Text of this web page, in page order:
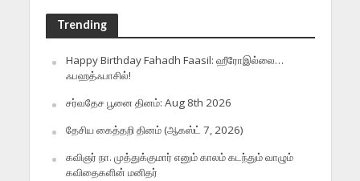
Trending
Happy Birthday Fahadh Faasil: ஹீரோஇல்லை…
ஃபஹத்ஃபாசில்!
சர்வதேச பூனை தினம்: Aug 8th 2026
தேசிய கைத்தறி தினம் (ஆகஸ்ட் 7, 2026)
கவிஞர் நா. முத்துக்குமார் எனும் காலம் கடந்தும் வாழும்
கவிதைகளின் மனிதர்